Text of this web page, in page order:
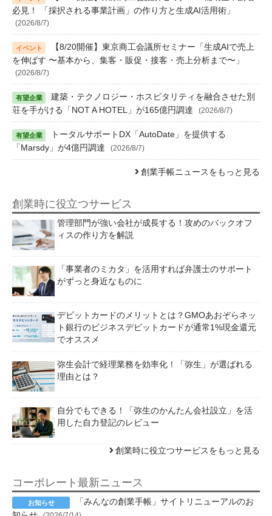
必見！ 「採択される事業計画」の作り方と生成AI活用術」
(2026/8/7)
【8/20開催】東京商工会議所セミナー「生成AIで売上
を伸ばす 〜基本から、集客・販促・接客・売上分析まで〜」
(2026/8/7)
建築・テクノロジー・ホスピタリティを融合させた別
荘を手がける「NOT A HOTEL」が165億円調達
(2026/8/7)
トータルサポートDX「AutoDate」を提供する
「Marsdy」が4億円調達
(2026/8/7)
創業手帳ニュースをもっと見る
創業時に役立つサービス
管理部門が強い会社が成長する！攻めのバックオフ
ィスの作り方を解説
「事業者のミカタ」を活用すれば弁護士のサポート
がずっと身近なものに
デビットカードのメリットとは？GMOあおぞらネッ
ト銀行のビジネスデビットカードが通常1%現金還元
でオススメ
弥生会計で経理業務を効率化！「弥生」が選ばれる
理由とは？
自分でもできる！「弥生のかんたん会社設立」を活
用した自力登記のレビュー
創業時に役立つサービスをもっと見る
コーポレート最新ニュース
「みんなの創業手帳」サイトリニューアルのお